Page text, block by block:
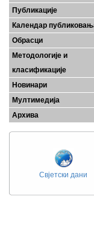
Публикације
Календар
Обрасци
Методологије и
класификације
Новинари
Мултимедија
Архива
Свјетски дани